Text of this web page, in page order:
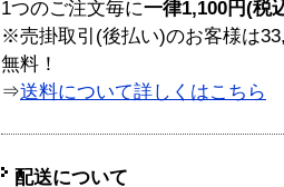
1つのご注文毎に一律1,100円(税
※売掛取引(後払い)のお客様は
無料！
⇒送料について詳しくはこちら
配送について